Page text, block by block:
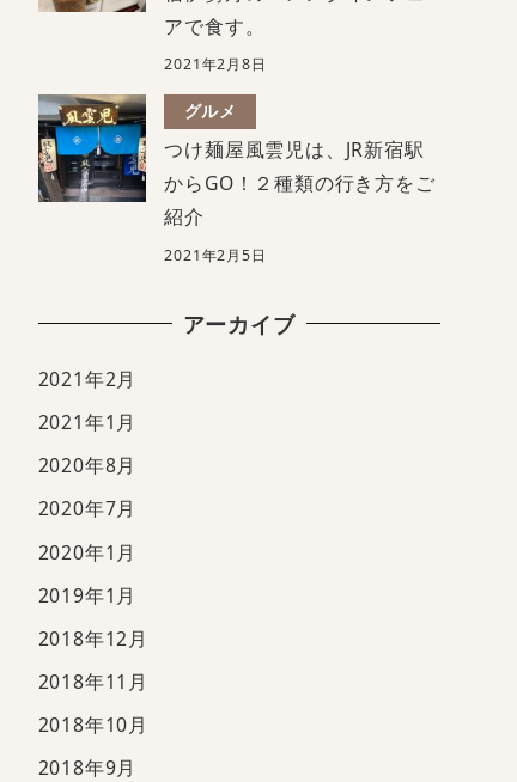
アで食す。
2021年2月8日
グルメ
つけ麺屋風雲児は、JR新宿駅
からGO！２種類の行き方をご
紹介
2021年2月5日
アーカイブ
2021年2月
2021年1月
2020年8月
2020年7月
2020年1月
2019年1月
2018年12月
2018年11月
2018年10月
2018年9月